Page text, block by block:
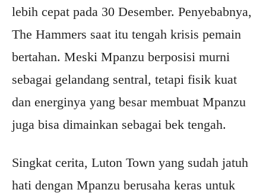
lebih cepat pada 30 Desember. Penyebabnya,
The Hammers saat itu tengah krisis pemain
bertahan. Meski Mpanzu berposisi murni
sebagai gelandang sentral, tetapi fisik kuat
dan energinya yang besar membuat Mpanzu
juga bisa dimainkan sebagai bek tengah.
Singkat cerita, Luton Town yang sudah jatuh
hati dengan Mpanzu berusaha keras untuk